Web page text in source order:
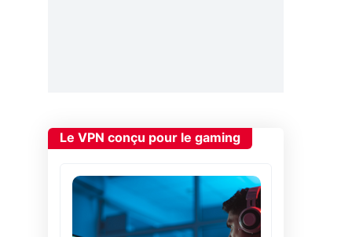
Le VPN conçu pour le gaming